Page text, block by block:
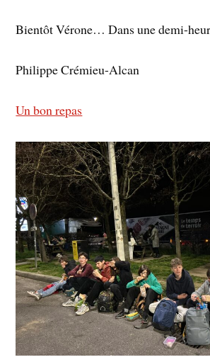
Bientôt Vérone… Dans une demi-
Philippe Crémieu-Alcan
Un bon repas